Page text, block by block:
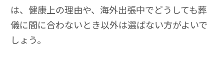
は、健康上の理由や、海外出張中でどうしても葬
儀に間に合わないとき以外は選ばない方がよいで
しょう。